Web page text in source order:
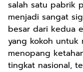
salah satu pabrik
menjadi sangat
besar dari kedua
yang kokoh untuk
menopang
tingkat nasional,